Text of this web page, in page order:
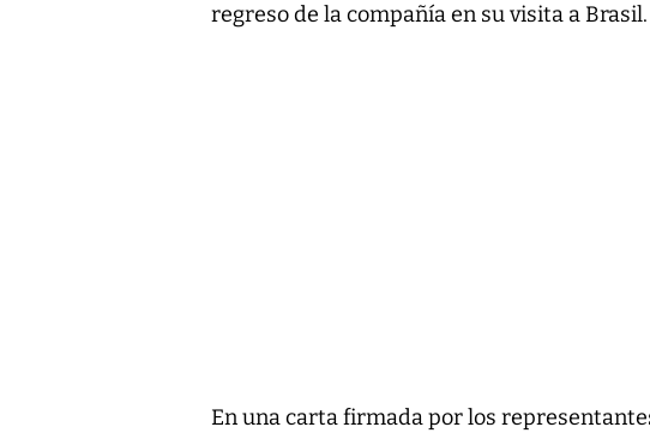
regreso de la compañía en su visita a Brasil.
En una carta firmada por los